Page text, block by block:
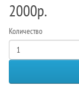
2000р.
Количество